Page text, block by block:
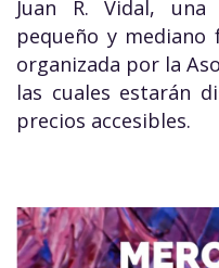
Juan R. Vidal,
pequeño y
organizada por la
las cuales estarán
precios accesibles.